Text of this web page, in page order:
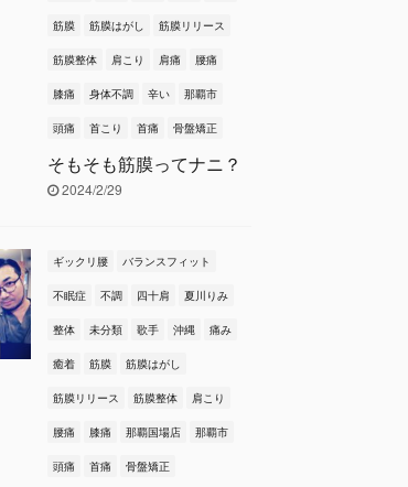
筋膜 筋膜はがし 筋膜リリース
筋膜整体 肩こり 肩痛 腰痛
膝痛 身体不調 辛い 那覇市
頭痛 首こり 首痛 骨盤矯正
そもそも筋膜ってナニ？
2024/2/29
ギックリ腰 バランスフィット
不眠症 不調 四十肩 夏川りみ
整体 未分類 歌手 沖縄 痛み
癒着 筋膜 筋膜はがし
筋膜リリース 筋膜整体 肩こり
腰痛 膝痛 那覇国場店 那覇市
頭痛 首痛 骨盤矯正